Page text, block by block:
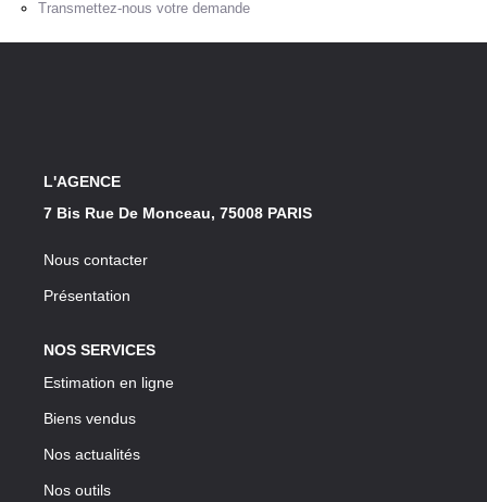
Transmettez-nous votre demande
L'AGENCE
7 Bis Rue De Monceau, 75008 PARIS
Nous contacter
Présentation
NOS SERVICES
Estimation en ligne
Biens vendus
Nos actualités
Nos outils